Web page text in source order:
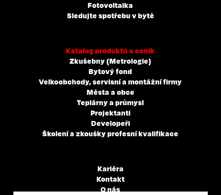
Fotovoltaika
Sledujte spotřebu v bytě
Katalog produktů a ceník
Zkušebny (Metrologie)
Bytový fond
Velkoobchody, servisní a montážní firmy
Města a obce
Teplárny a průmysl
Projektanti
Developeři
Školení a zkoušky profesní kvalifikace
Kariéra
Kontakt
O nás